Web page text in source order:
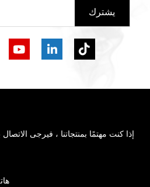
يشترك
إذا كنت مهتمًا بمنتجاتنا ، فيرجى
هاتف :